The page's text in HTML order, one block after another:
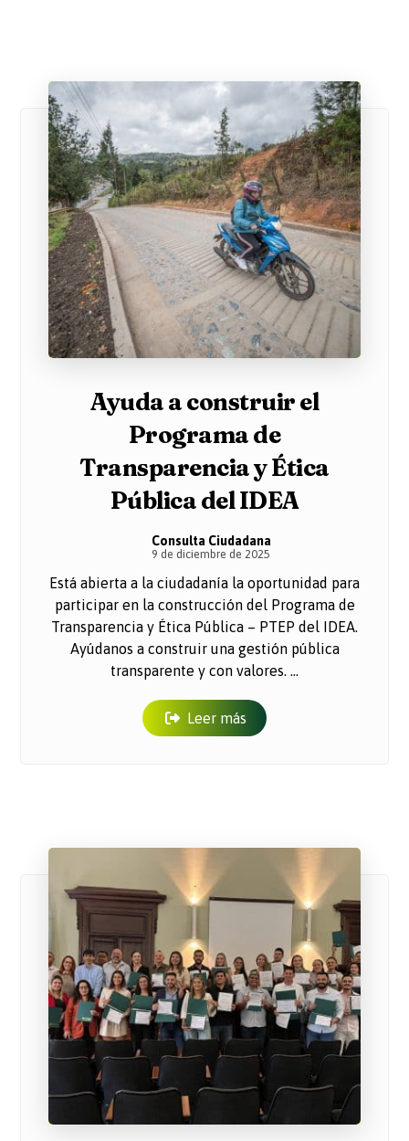
Ayuda a construir el
Programa de
Transparencia y Ética
Pública del IDEA
Consulta Ciudadana
9 de diciembre de 2025
Está abierta a la ciudadanía la oportunidad para
participar en la construcción del Programa de
Transparencia y Ética Pública – PTEP del IDEA.
Ayúdanos a construir una gestión pública
transparente y con valores. ...
Leer más